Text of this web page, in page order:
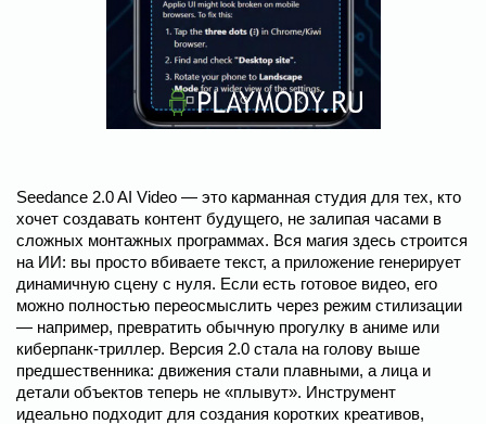
Seedance 2.0 AI Video — это карманная студия для тех, кто
хочет создавать контент будущего, не залипая часами в
сложных монтажных программах. Вся магия здесь строится
на ИИ: вы просто вбиваете текст, а приложение генерирует
динамичную сцену с нуля. Если есть готовое видео, его
можно полностью переосмыслить через режим стилизации
— например, превратить обычную прогулку в аниме или
киберпанк-триллер. Версия 2.0 стала на голову выше
предшественника: движения стали плавными, а лица и
детали объектов теперь не «плывут». Инструмент
идеально подходит для создания коротких креативов,